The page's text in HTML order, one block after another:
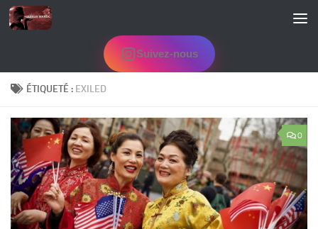
Skip to content
Suivez-nous
ÉTIQUETÉ : EXILED
0